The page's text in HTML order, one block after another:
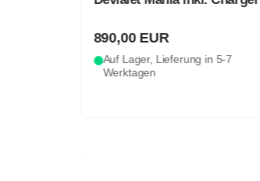
890,00 EUR
Auf Lager, Lieferung in 5-7
Werktagen